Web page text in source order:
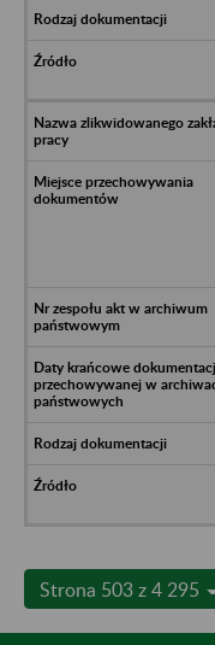
Strona 503 z 4 295